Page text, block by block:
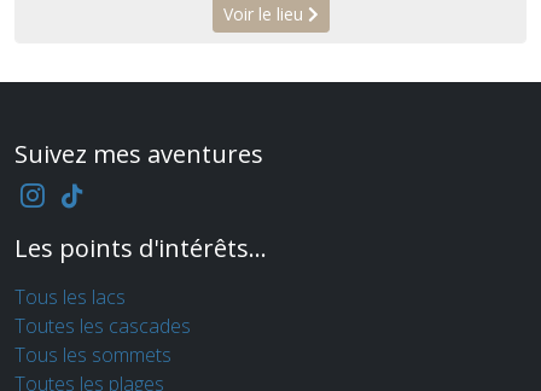
Voir le lieu
Suivez mes aventures
Les points d'intérêts...
Tous les lacs
Toutes les cascades
Tous les sommets
Toutes les plages